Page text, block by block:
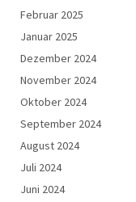
Februar 2025
Januar 2025
Dezember 2024
November 2024
Oktober 2024
September 2024
August 2024
Juli 2024
Juni 2024